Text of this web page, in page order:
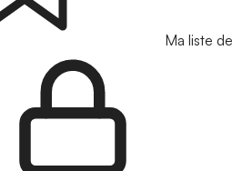
Ma liste de